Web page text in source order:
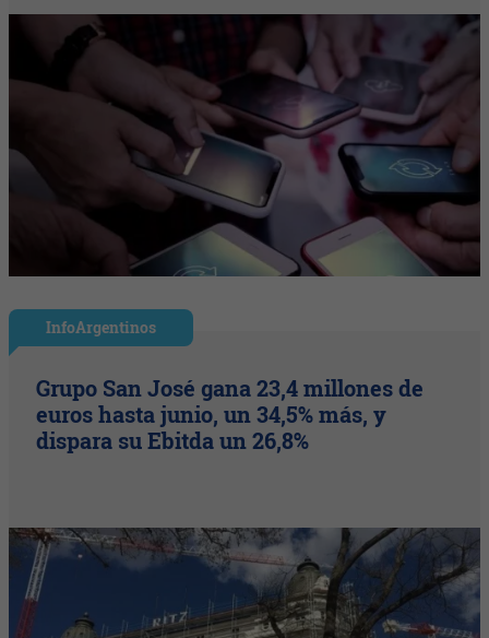
InfoArgentinos
Grupo San José gana 23,4 millones de
euros hasta junio, un 34,5% más, y
dispara su Ebitda un 26,8%